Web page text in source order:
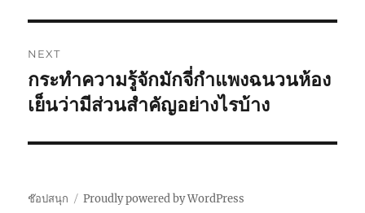
NEXT
Next
post:
กระทำความรู้จักมักจี่กำแพงฉนวนห้อง
เย็นว่ามีส่วนสำคัญอย่างไรบ้าง
ช๊อปสนุก Proudly powered by WordPress